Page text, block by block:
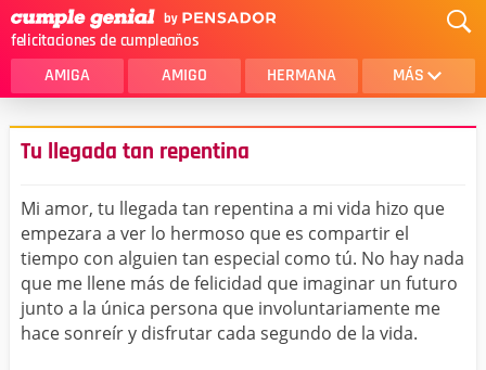
felicitaciones de cumpleaños
AMIGA AMIGO HERMANA MÁS
MAMA
AMOR
SOBRINA
HIJA
HERMANO
HIJO
NOVIA
ESPOSO
PAPA
HOMBRE
Tu llegada tan repentina
Mi amor, tu llegada tan repentina a mi vida hizo que
empezara a ver lo hermoso que es compartir el
tiempo con alguien tan especial como tú. No hay nada
que me llene más de felicidad que imaginar un futuro
junto a la única persona que involuntariamente me
hace sonreír y disfrutar cada segundo de la vida.